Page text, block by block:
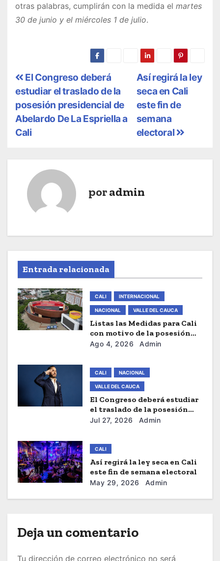
otras palabras, cumplirán con la medida el martes
30 de junio y el miércoles 1 de julio.
N
a
v
e
ó
n
d
e
e
n
s
Así regirá la ley
seca en Cali
este fin de
semana
electoral
El Congreso deberá
estudiar el traslado de la
posesión presidencial de
Abelardo De La Espriella a
Cali
poradmin
Entrada relacionada
CALI INTERNACIONAL
NACIONAL VALLE DEL CAUCA
Listas las Medidas para Cali
con motivo de la posesión
presidencial de este Viernes
Ago 4, 2026 Admin
CALI NACIONAL
VALLE DEL CAUCA
El Congreso deberá estudiar
el traslado de la posesión
presidencial de Abelardo De
Jul 27, 2026 Admin
CALI
Así regirá la ley seca en Cali
este fin de semana electoral
May 29, 2026 Admin
Deja un comentario
Tu dirección de correo electrónico no será